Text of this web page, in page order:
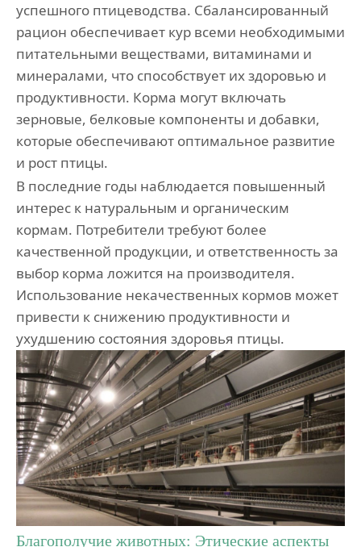
успешного птицеводства. Сбалансированный
рацион обеспечивает кур всеми необходимыми
питательными веществами, витаминами и
минералами, что способствует их здоровью и
продуктивности. Корма могут включать
зерновые, белковые компоненты и добавки,
которые обеспечивают оптимальное развитие
и рост птицы.
В последние годы наблюдается повышенный
интерес к натуральным и органическим
кормам. Потребители требуют более
качественной продукции, и ответственность за
выбор корма ложится на производителя.
Использование некачественных кормов может
привести к снижению продуктивности и
ухудшению состояния здоровья птицы.
Благополучие животных: Этические аспекты